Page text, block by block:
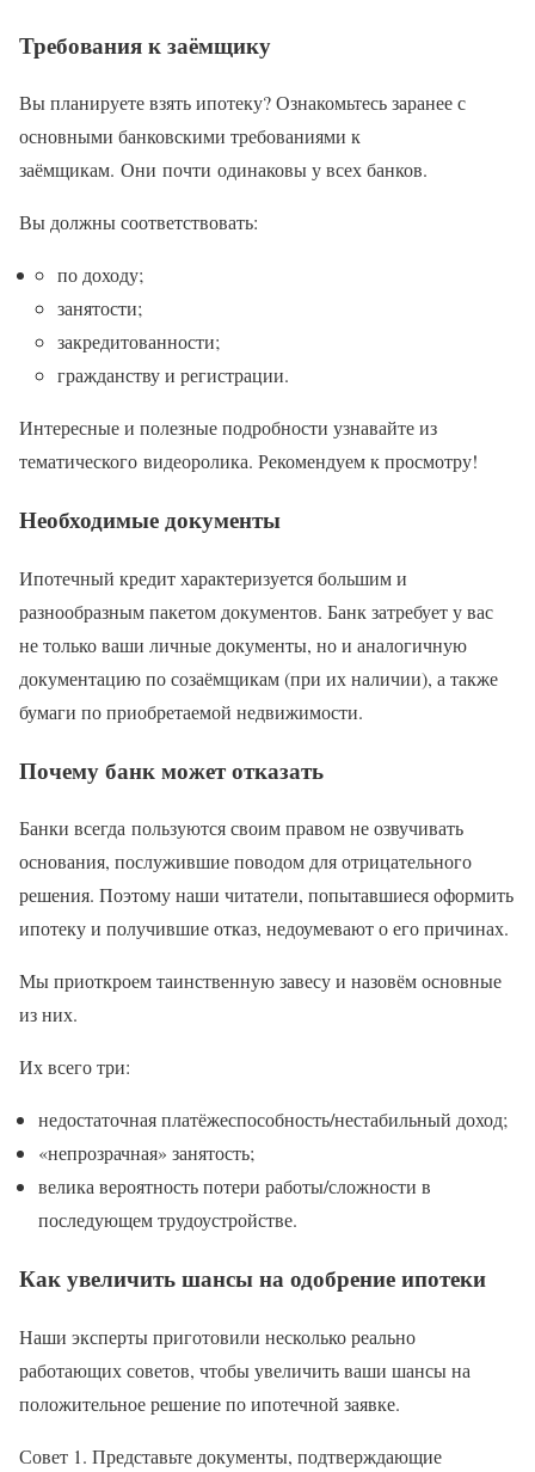
Требования к заёмщику
Вы планируете взять ипотеку? Ознакомьтесь заранее с
основными банковскими требованиями к
заёмщикам. Они почти одинаковы у всех банков.
Вы должны соответствовать:
по доходу;
занятости;
закредитованности;
гражданству и регистрации.
Интересные и полезные подробности узнавайте из
тематического видеоролика. Рекомендуем к просмотру!
Необходимые документы
Ипотечный кредит характеризуется большим и
разнообразным пакетом документов. Банк затребует у вас
не только ваши личные документы, но и аналогичную
документацию по созаёмщикам (при их наличии), а также
бумаги по приобретаемой недвижимости.
Почему банк может отказать
Банки всегда пользуются своим правом не озвучивать
основания, послужившие поводом для отрицательного
решения. Поэтому наши читатели, попытавшиеся оформить
ипотеку и получившие отказ, недоумевают о его причинах.
Мы приоткроем таинственную завесу и назовём основные
из них.
Их всего три:
недостаточная платёжеспособность/нестабильный доход;
«непрозрачная» занятость;
велика вероятность потери работы/сложности в
последующем трудоустройстве.
Как увеличить шансы на одобрение ипотеки
Наши эксперты приготовили несколько реально
работающих советов, чтобы увеличить ваши шансы на
положительное решение по ипотечной заявке.
Совет 1. Представьте документы, подтверждающие